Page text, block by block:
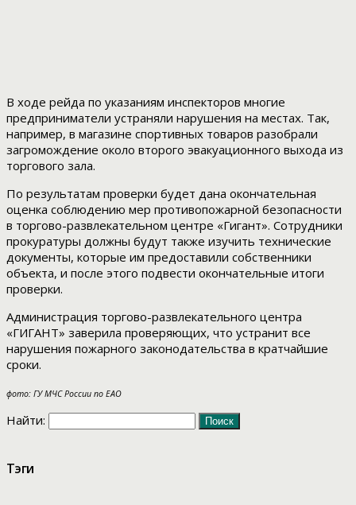
В ходе рейда по указаниям инспекторов многие
предприниматели устраняли нарушения на местах. Так,
например, в магазине спортивных товаров разобрали
загромождение около второго эвакуационного выхода из
торгового зала.
По результатам проверки будет дана окончательная
оценка соблюдению мер противопожарной безопасности
в торгово-развлекательном центре «Гигант». Сотрудники
прокуратуры должны будут также изучить технические
документы, которые им предоставили собственники
объекта, и после этого подвести окончательные итоги
проверки.
Администрация торгово-развлекательного центра
«ГИГАНТ» заверила проверяющих, что устранит все
нарушения пожарного законодательства в кратчайшие
сроки.
фото: ГУ МЧС России по ЕАО
Найти:
Тэги